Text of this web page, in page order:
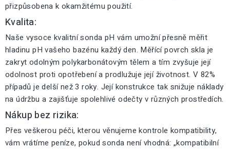
přizpůsobena k okamžitému použití.
Kvalita:
Naše vysoce kvalitní sonda pH vám umožní přesně měřit
hladinu pH vašeho bazénu každý den. Měřící povrch skla je
zakryt odolným polykarbonátovým tělem a tím zvyšuje její
odolnost proti opotřebení a prodlužuje její životnost. V 82%
případů je delší než 3 roky. Její konstrukce tak snižuje náklady
na údržbu a zajišťuje spolehlivé odečty v různých prostředích.
Nákup bez rizika:
Přes veškerou péči, kterou věnujeme kontrole kompatibility,
vám vrátíme peníze, pokud sonda není vhodná: „kompatibilní